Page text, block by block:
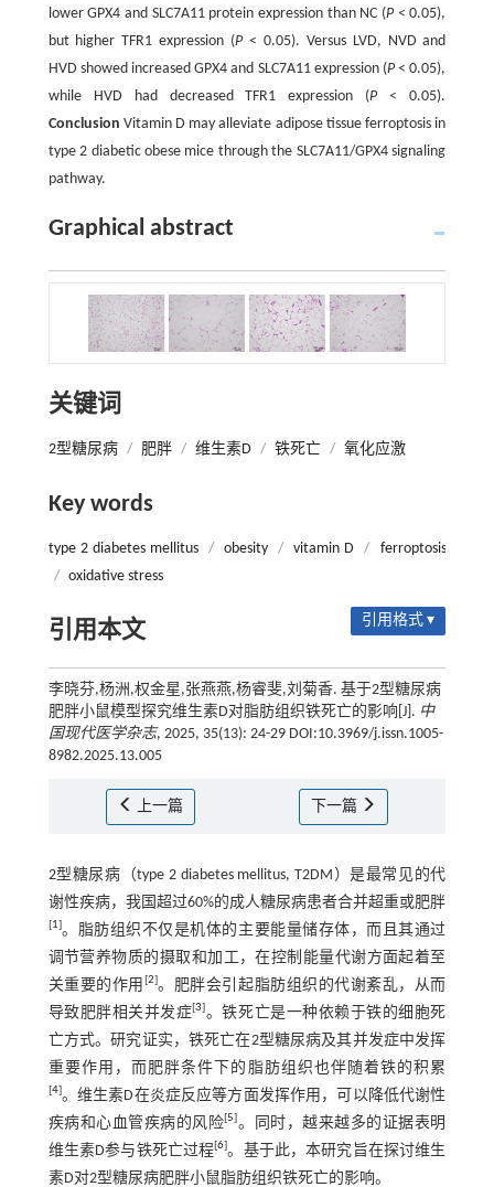
lower GPX4 and SLC7A11 protein expression than NC (P< 0.05),
but higher TFR1 expression (P< 0.05). Versus LVD, NVD and
HVD showed increased GPX4 and SLC7A11 expression (P< 0.05),
while HVD had decreased TFR1 expression (P< 0.05).
Conclusion Vitamin D may alleviate adipose tissue ferroptosis in
type 2 diabetic obese mice through the SLC7A11/GPX4 signaling
pathway.
Graphical abstract
关键词
2型糖尿病 / 肥胖 / 维生素D / 铁死亡 / 氧化应激
Key words
type 2 diabetes mellitus / obesity / vitamin D /
ferroptosis
/ oxidative stress
引用本文 引用格式 ▾
李晓芬,杨洲,权金星,张燕燕,杨睿斐,刘菊香. 基于2型糖尿病
肥胖小鼠模型探究维生素D对脂肪组织铁死亡的影响[J]. 中
国现代医学杂志, 2025, 35(13): 24-29 DOI:10.3969/j.issn.1005-
8982.2025.13.005
上一篇 下一篇
2型糖尿病（type 2 diabetes mellitus, T2DM）是最常见的代
谢性疾病，我国超过60%的成人糖尿病患者合并超重或肥胖
1 。脂肪组织不仅是机体的主要能量储存体，而且其通过
调节营养物质的摄取和加工，在控制能量代谢方面起着至
关重要的作用 2 。肥胖会引起脂肪组织的代谢紊乱，从而
导致肥胖相关并发症 [3 。铁死亡是一种依赖于铁的细胞死
亡方式。研究证实，铁死亡在2型糖尿病及其并发症中发挥
重要作用，而肥胖条件下的脂肪组织也伴随着铁的积累
4] 。维生素D在炎症反应等方面发挥作用，可以降低代谢性
疾病和心血管疾病的风险 [5 。同时，越来越多的证据表明
维生素D参与铁死亡过程 [6 。基于此，本研究旨在探讨维生
素D对2型糖尿病肥胖小鼠脂肪组织铁死亡的影响。